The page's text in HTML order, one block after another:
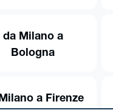
da Milano a
Bologna
a Firenze